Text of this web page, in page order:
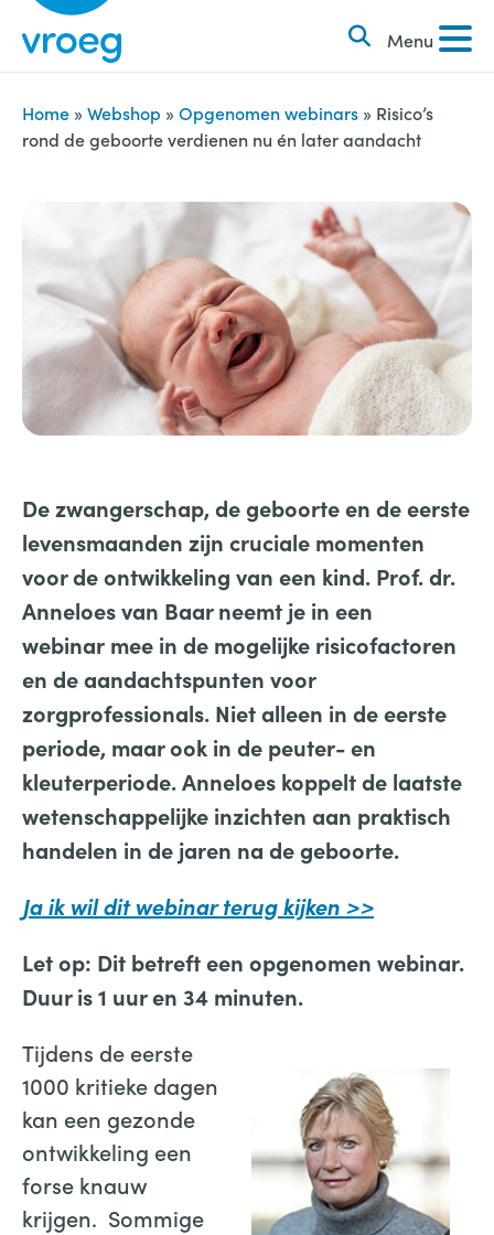
i
Menu
k
e
n
n
a
Home » Webshop » Opgenomen webinars » Risico’s
rond de geboorte verdienen nu én later aandacht
De zwangerschap, de geboorte en de eerste
levensmaanden zijn cruciale momenten
voor de ontwikkeling van een kind. Prof. dr.
Anneloes van Baar neemt je in een
webinar mee in de mogelijke risicofactoren
en de aandachtspunten voor
zorgprofessionals. Niet alleen in de eerste
periode, maar ook in de peuter- en
kleuterperiode. Anneloes koppelt de laatste
wetenschappelijke inzichten aan praktisch
handelen in de jaren na de geboorte.
Ja ik wil dit webinar terug kijken >>
Let op: Dit betreft een opgenomen webinar.
Duur is 1 uur en 34 minuten.
Tijdens de eerste
1000 kritieke dagen
kan een gezonde
ontwikkeling een
forse knauw
krijgen. Sommige